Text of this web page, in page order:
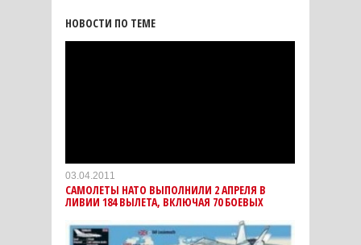
НОВОСТИ ПО ТЕМЕ
03.04.2011
САМОЛЕТЫ НАТО ВЫПОЛНИЛИ 2 АПРЕЛЯ В
ЛИВИИ 184 ВЫЛЕТА, ВКЛЮЧАЯ 70 БОЕВЫХ